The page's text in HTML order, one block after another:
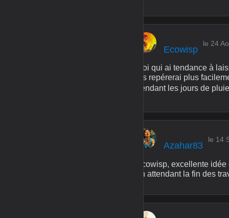
Ecowisp
le 24
Moi qui ai tendance à
les repérerai plus
pendant les jours de
Azahar83
le 14
Ecowisp, excellente
en attendant la fin des